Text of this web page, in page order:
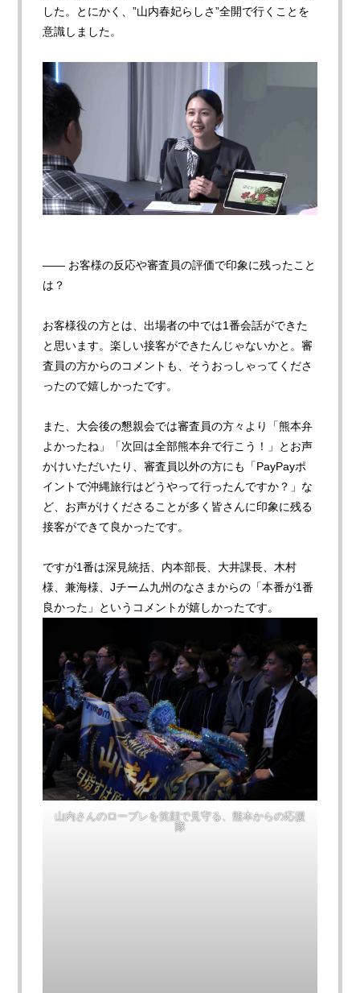
した。とにかく、”山内春妃らしさ”全開で行くことを
意識しました。
—— お客様の反応や審査員の評価で印象に残ったこと
は ？
お客様役の方とは、出場者の中では1番会話ができた
と思います。楽しい接客ができたんじゃないかと。審
査員の方からのコメントも、そうおっしゃってくださ
ったので嬉しかったです。
また、大会後の懇親会では審査員の方々より「熊本弁
よかったね」「次回は全部熊本弁で行こう！」とお声
かけいただいたり、審査員以外の方にも「PayPayポ
イントで沖縄旅行はどうやって行ったんですか？」な
ど、お声がけくださることが多く皆さんに印象に残る
接客ができて良かったです。
ですが1番は深見統括、内本部長、大井課長、木村
様、兼海様、Jチーム九州のなさまからの「本番が1番
良かった」というコメントが嬉しかったです。
山内さんのロープレを笑顔で見守る、熊本からの応援
隊